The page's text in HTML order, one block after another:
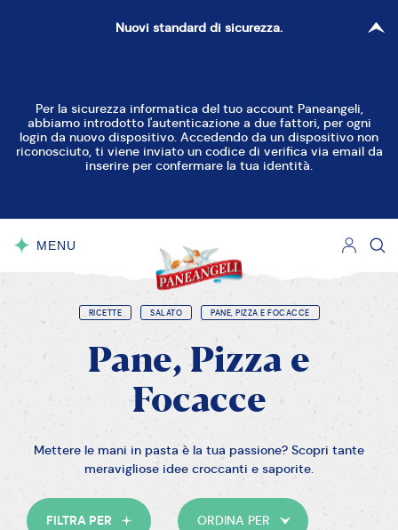
Nuovi standard di sicurezza.
Per la sicurezza informatica del tuo account Paneangeli,
abbiamo introdotto l'autenticazione a due fattori, per ogni
login da nuovo dispositivo. Accedendo da un dispositivo non
riconosciuto, ti viene inviato un codice di verifica via email da
inserire per confermare la tua identità.
MENU
CHIUDI
Facile Media Difficile
15'-30'
Senza latticini
Vegetariano Vegano Senza uova
RICETTE SALATO PANE, PIZZA E FOCACCE
Pane, Pizza e
Focacce
Mettere le mani in pasta è la tua passione? Scopri tante
meravigliose idee croccanti e saporite.
FILTRA PER ORDINA PER